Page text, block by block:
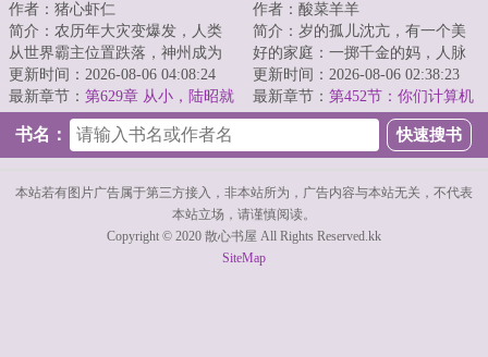
作者：猪心虾仁
简介：农历年大灾变爆发，人类
从世界霸主位置跌落，神州成为
人类最后的自留地。年，武侯陆
昭正在接受调查...
更新时间：2026-08-06 04:08:24
最新章节： 第629章 从小，陆昭就
努力把握一切
作者：酸菜羊羊
简介：岁的孤儿沈亢，有一个美
好的家庭：一掷千金的妈，人脉
广博的爸，人间理想的妹。不过
大家不太熟，一...
更新时间：2026-08-06 02:38:23
最新章节： 第452节：你们计算机
班的这么会谈恋爱？
书名：
本站若有图片广告属于第三方接入，非本站所为，广告内容与本站无关，不代表
本站立场，请谨慎阅读。
Copyright © 2020 散心书屋 All Rights Reserved.kk
SiteMap